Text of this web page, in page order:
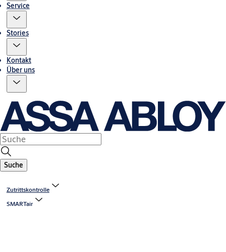
Service
Stories
Kontakt
Über uns
Suche
Zutrittskontrolle
SMARTair